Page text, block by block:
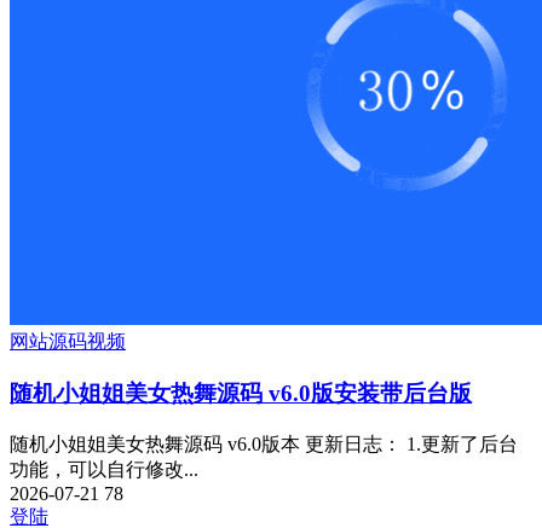
网站源码视频
随机小姐姐美女热舞源码 v6.0版安装带后台版
随机小姐姐美女热舞源码 v6.0版本 更新日志： 1.更新了后台
功能，可以自行修改...
2026-07-21 78
登陆